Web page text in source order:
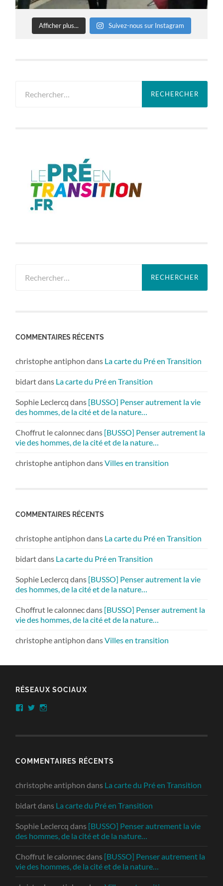
Afficher plus... Suivez-nous sur Instagram
COMMENTAIRES RÉCENTS
christophe antiphon dans La carte du Pré en Transition
bidartdans La carte du Pré en Transition
Sophie Leclercq dans [BUSSO] Penser autrement la vie
des hommes, de la cité et de la nature…
Choffrut le calonnecdans [BUSSO] Penser autrement la
vie des hommes, de la cité et de la nature…
christophe antiphon dansVilles en transition
COMMENTAIRES RÉCENTS
christophe antiphon dans La carte du Pré en Transition
bidartdans La carte du Pré en Transition
Sophie Leclercq dans [BUSSO] Penser autrement la vie
des hommes, de la cité et de la nature…
Choffrut le calonnecdans [BUSSO] Penser autrement la
vie des hommes, de la cité et de la nature…
christophe antiphon dansVilles en transition
RÉSEAUX SOCIAUX
Facebook
Twitter
COMMENTAIRES RÉCENTS
christophe antiphon dans La carte du Pré en Transition
bidartdans La carte du Pré en Transition
Sophie Leclercq dans [BUSSO] Penser autrement la vie
des hommes, de la cité et de la nature…
Choffrut le calonnecdans [BUSSO] Penser autrement la
vie des hommes, de la cité et de la nature…